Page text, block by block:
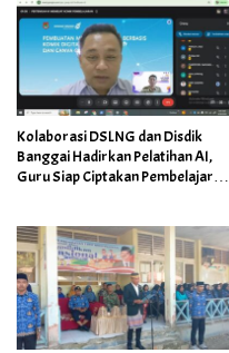
Kolaborasi DSLNG dan Disdik
Banggai Hadirkan Pelatihan AI,
Guru Siap Ciptakan Pembelajaran